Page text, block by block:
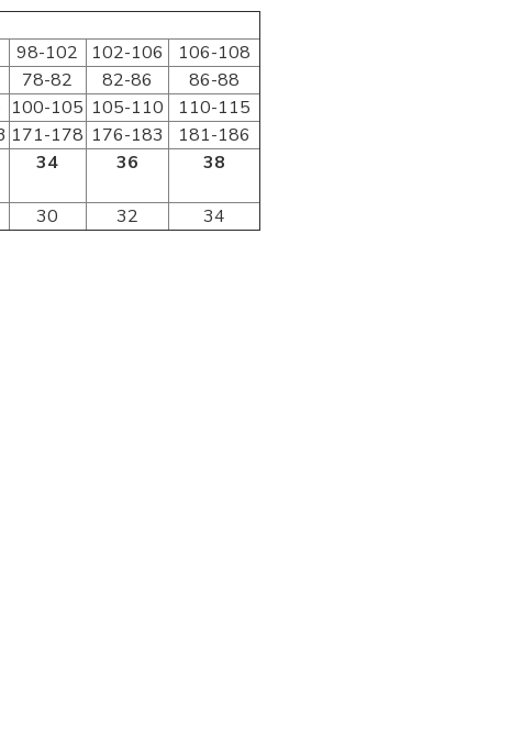
98-102 102-106
106-108
78-82 82-86
86-88
100-105 105-110
110-115
171-178 176-183
181-186
34 36 38
30 32 34